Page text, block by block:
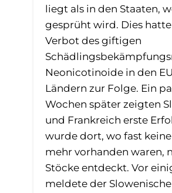
liegt als in den Staaten,
gesprüht wird. Dies
Verbot des giftigen
Neonicotinoide in den
Ländern zur Folge. Ein
Wochen später zeigten
und Frankreich erste
wurde dort, wo fast
mehr vorhanden waren,
Stöcke entdeckt. Vor
meldete der Slowenische